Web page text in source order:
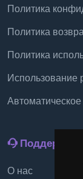
Политика
Политика
Политика
Использование
Поддержка
О нас